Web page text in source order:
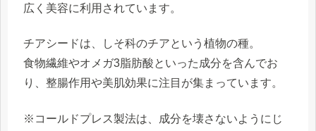
広く美容に利用されています。
チアシードは、しそ科のチアという植物の種。
食物繊維やオメガ3脂肪酸といった成分を含んでお
り、整腸作用や美肌効果に注目が集まっています。
※コールドプレス製法は、成分を壊さないようにじ